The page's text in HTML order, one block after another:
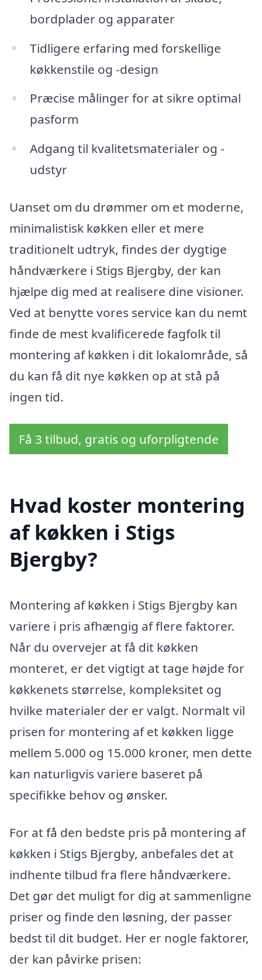
bordplader og apparater
Tidligere erfaring med forskellige
køkkenstile og -design
Præcise målinger for at sikre optimal
pasform
Adgang til kvalitetsmaterialer og -
udstyr
Uanset om du drømmer om et moderne,
minimalistisk køkken eller et mere
traditionelt udtryk, findes der dygtige
håndværkere i Stigs Bjergby, der kan
hjælpe dig med at realisere dine visioner.
Ved at benytte vores service kan du nemt
finde de mest kvalificerede fagfolk til
montering af køkken i dit lokalområde, så
du kan få dit nye køkken op at stå på
ingen tid.
Få 3 tilbud, gratis og uforpligtende
Hvad koster montering
af køkken i Stigs
Bjergby?
Montering af køkken i Stigs Bjergby kan
variere i pris afhængig af flere faktorer.
Når du overvejer at få dit køkken
monteret, er det vigtigt at tage højde for
køkkenets størrelse, kompleksitet og
hvilke materialer der er valgt. Normalt vil
prisen for montering af et køkken ligge
mellem 5.000 og 15.000 kroner, men dette
kan naturligvis variere baseret på
specifikke behov og ønsker.
For at få den bedste pris på montering af
køkken i Stigs Bjergby, anbefales det at
indhente tilbud fra flere håndværkere.
Det gør det muligt for dig at sammenligne
priser og finde den løsning, der passer
bedst til dit budget. Her er nogle faktorer,
der kan påvirke prisen: